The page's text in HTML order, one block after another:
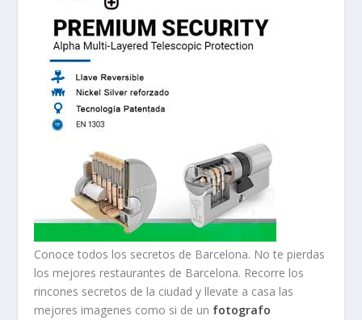
Conoce todos los secretos de Barcelona. No te pierdas
los mejores restaurantes de Barcelona. Recorre los
rincones secretos de la ciudad y llevate a casa las
mejores imagenes como si de un fotografo